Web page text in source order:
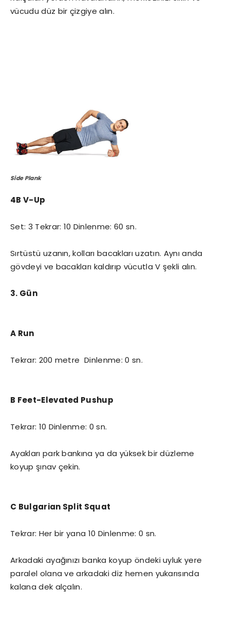
vücudu düz bir çizgiye alın.
Side Plank
4B V-Up
Set: 3 Tekrar: 10 Dinlenme: 60 sn.
Sırtüstü uzanın, kolları bacakları uzatın. Aynı anda
gövdeyi ve bacakları kaldırıp vücutla V şekli alın.
3. Gün
A Run
Tekrar: 200 metre Dinlenme: 0 sn.
B Feet-Elevated Pushup
Tekrar: 10 Dinlenme: 0 sn.
Ayakları park bankına ya da yüksek bir düzleme
koyup şınav çekin.
C Bulgarian Split Squat
Tekrar: Her bir yana 10 Dinlenme: 0 sn.
Arkadaki ayağınızı banka koyup öndeki uyluk yere
paralel olana ve arkadaki diz hemen yukarısında
kalana dek alçalın.